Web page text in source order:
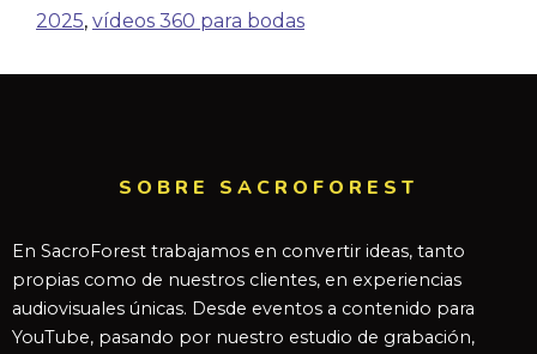
2025, vídeos 360 para bodas
SOBRE SACROFOREST
En SacroForest trabajamos en convertir ideas, tanto
propias como de nuestros clientes, en experiencias
audiovisuales únicas. Desde eventos a contenido para
YouTube, pasando por nuestro estudio de grabación,